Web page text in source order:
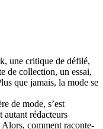
une critique de défilé,
de collection, un essai,
que jamais, la mode se
de mode, s’est
autant rédacteurs
Alors, comment raconte-